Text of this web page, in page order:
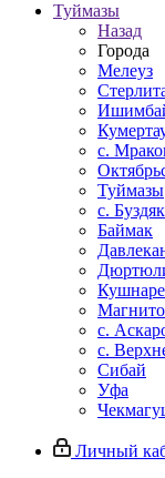
Туймазы
Назад
Города
Мелеуз
c.
Туймазы
c. Буздяк
Баймак
с.
с.
Сибай
Уфа
Личный